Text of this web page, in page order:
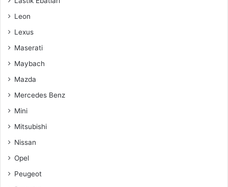
Leon
Lexus
Maserati
Maybach
Mazda
Mercedes Benz
Mini
Mitsubishi
Nissan
Opel
Peugeot